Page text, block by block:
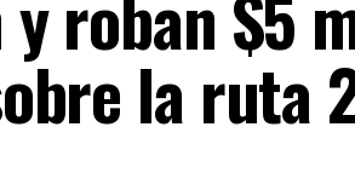
la ruta